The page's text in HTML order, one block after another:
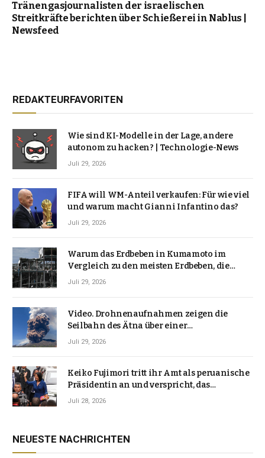
Tränengasjournalisten der israelischen
Streitkräfte berichten über Schießerei in Nablus |
Newsfeed
REDAKTEURFAVORITEN
Wie sind KI-Modelle in der Lage, andere
autonom zu hacken? | Technologie-News
Juli 29, 2026
FIFA will WM-Anteil verkaufen: Für wie viel
und warum macht Gianni Infantino das?
Juli 29, 2026
Warum das Erdbeben in Kumamoto im
Vergleich zu den meisten Erdbeben, die
Japan erschütterten, ungewöhnlich ist
Juli 29, 2026
Video. Drohnenaufnahmen zeigen die
Seilbahn des Ätna über einer
Vulkanlandschaft
Juli 29, 2026
Keiko Fujimori tritt ihr Amt als peruanische
Präsidentin an und verspricht, das
Jahrzehnt der Instabilität zu beenden
Juli 28, 2026
NEUESTE NACHRICHTEN